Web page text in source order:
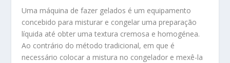
Uma máquina de fazer gelados é um equipamento
concebido para misturar e congelar uma preparação
líquida até obter uma textura cremosa e homogénea.
Ao contrário do método tradicional, em que é
necessário colocar a mistura no congelador e mexê-la